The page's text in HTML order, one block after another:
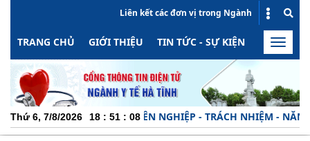
Liên kết các đơn vị trong Ngành
TRANG CHỦ GIỚI THIỆU TIN TỨC - SỰ KIỆN HOẠT
Toggle
Thứ 6, 7/8/2026 18 : 51 : 08
CHUYÊN NGHIỆP - TRÁCH NHIỆM - NĂNG